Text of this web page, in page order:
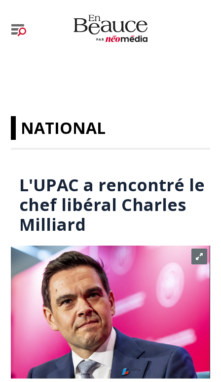
NATIONAL
L'UPAC a rencontré le
chef libéral Charles
Milliard